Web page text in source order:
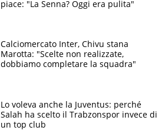
piace: "La Senna? Oggi era pulita"
Calciomercato Inter, Chivu stana
Marotta: "Scelte non realizzate,
dobbiamo completare la squadra"
Lo voleva anche la Juventus: perché
Salah ha scelto il Trabzonspor invece di
un top club